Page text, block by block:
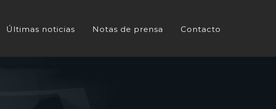
Últimas noticias Notas de prensa Contacto